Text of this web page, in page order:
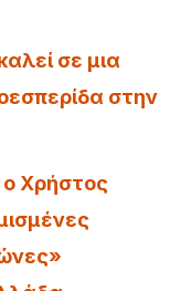
σε μια
στην
Χρήστος